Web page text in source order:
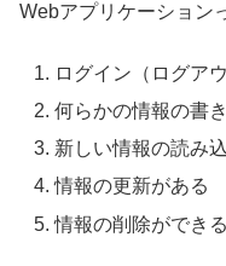
Webアプリケーション
ログイン（ログア
何らかの情報の書
新しい情報の読み
情報の更新がある
情報の削除ができる